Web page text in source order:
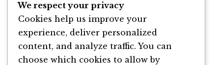
Acest articol a fost scris de Gabriel Anuța,
fondatorul site-ului www.totmaisus.com
blog de dezvoltare personală și profesională.
We respect your privacy
Cookies help us improve your
experience, deliver personalized
content, and analyze traffic. You can
choose which cookies to allow by